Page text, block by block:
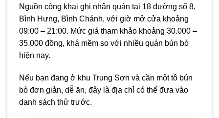
Nguồn công khai ghi nhận quán tại 18 đường số 8,
Bình Hưng, Bình Chánh, với giờ mở cửa khoảng
09:00 – 21:00. Mức giá tham khảo khoảng 30.000 –
35.000 đồng, khá mềm so với nhiều quán bún bò
hiện nay.
Nếu bạn đang ở khu Trung Sơn và cần một tô bún
bò đơn giản, dễ ăn, đây là địa chỉ có thể đưa vào
danh sách thử trước.